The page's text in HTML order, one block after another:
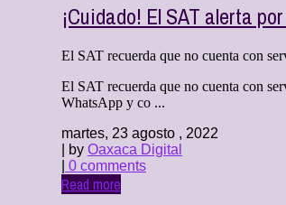
¡Cuidado! El SAT alerta
El SAT recuerda que no cuenta con
El SAT recuerda que no cuenta con
WhatsApp y co ...
martes, 23 agosto , 2022
| by Oaxaca Digital
0 comments
Read more